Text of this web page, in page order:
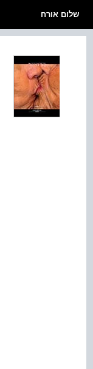
שלום אורח